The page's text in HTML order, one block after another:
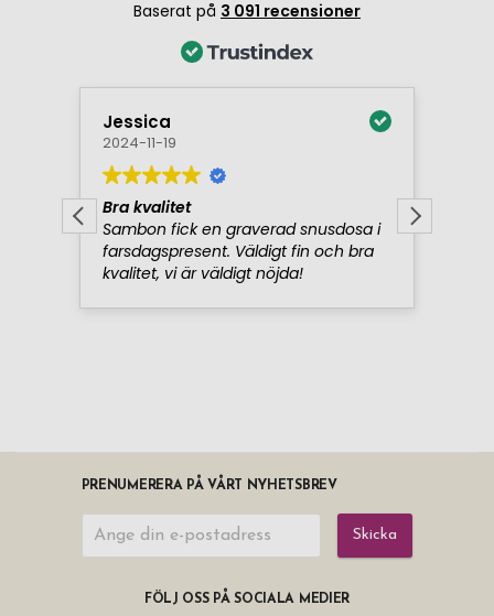
PRENUMERERA PÅ VÅRT NYHETSBREV
Skicka
FÖLJ OSS PÅ SOCIALA MEDIER